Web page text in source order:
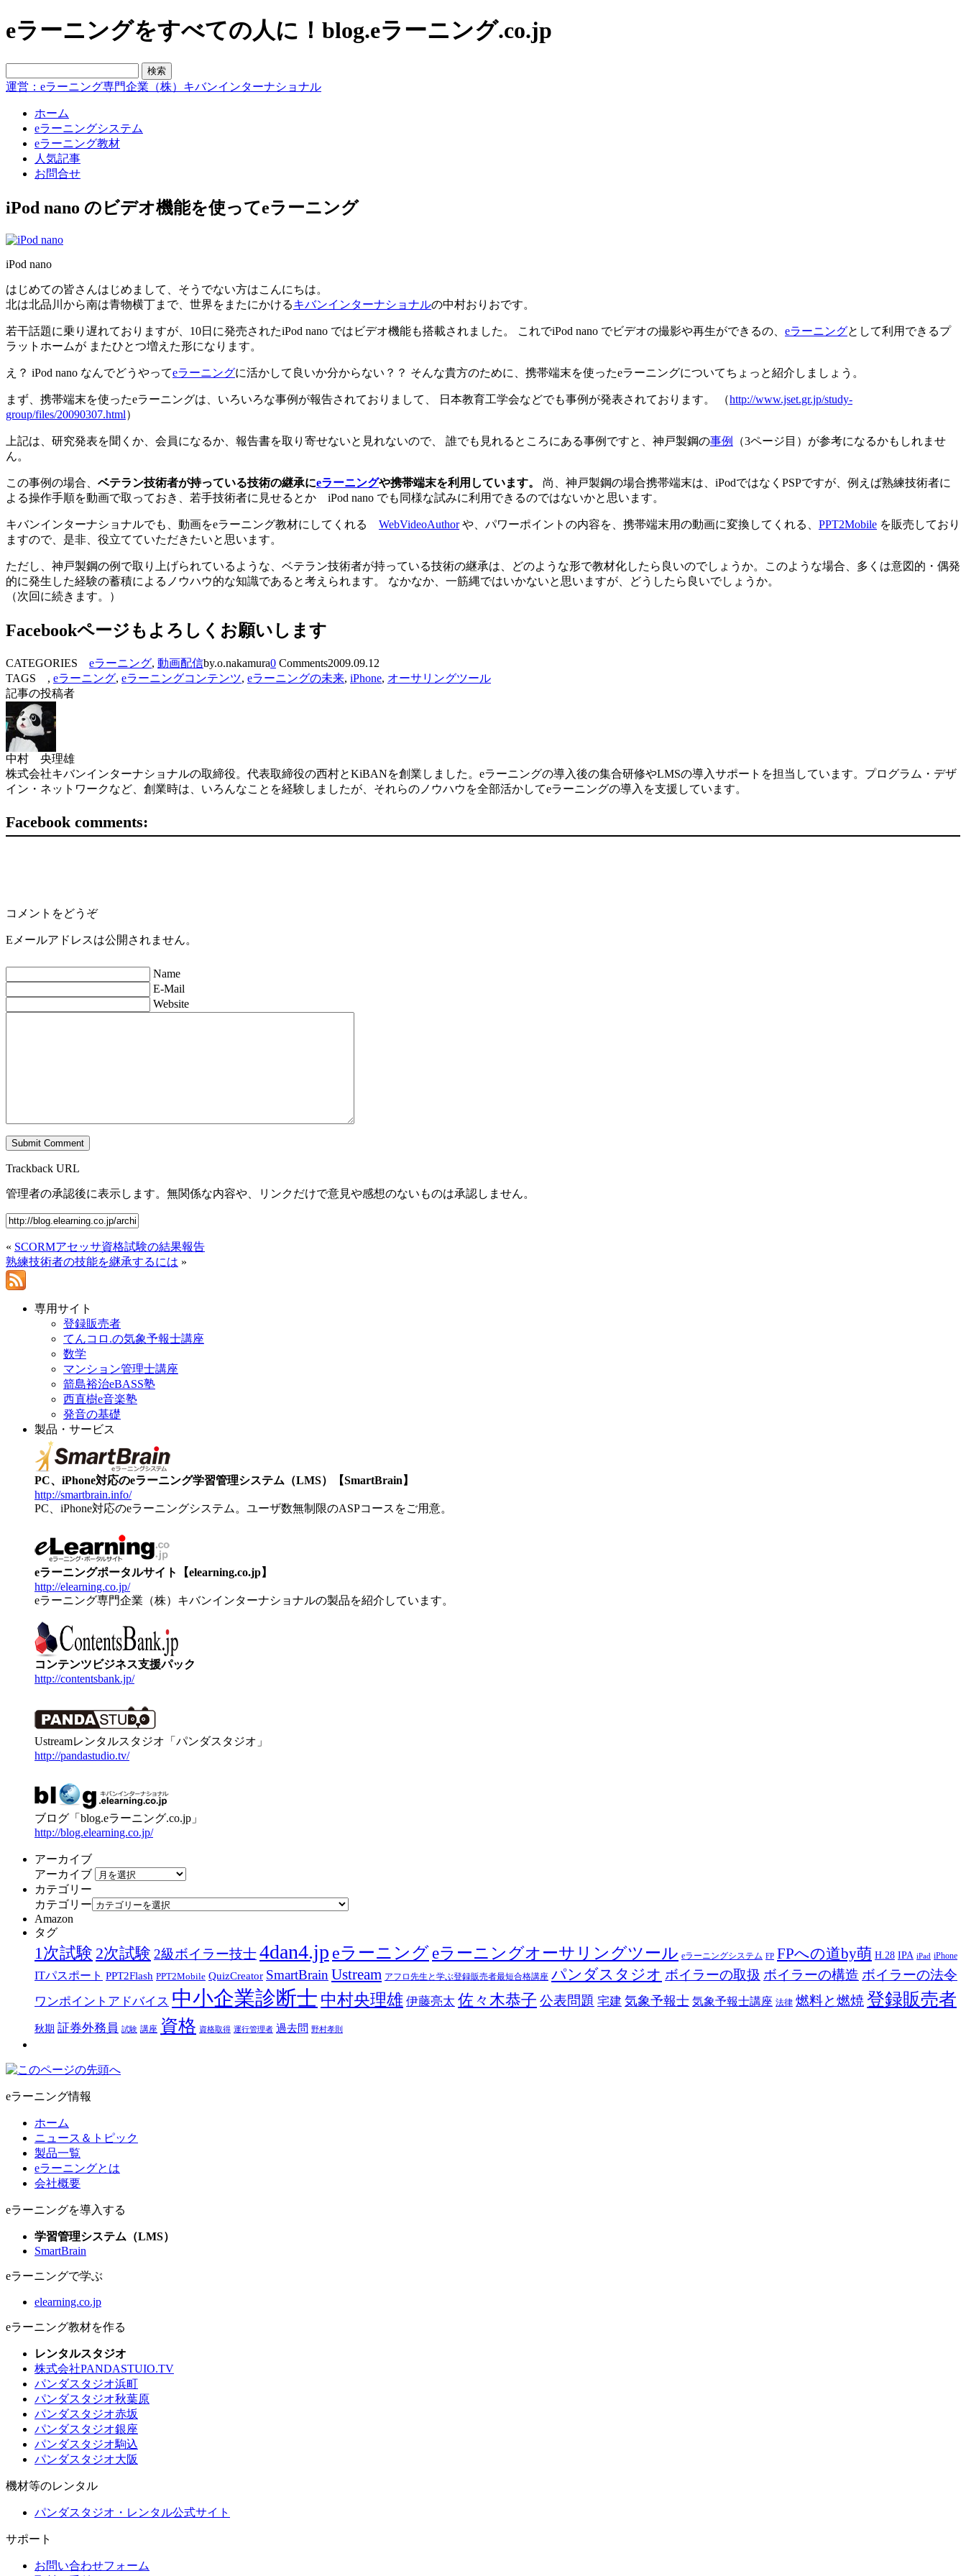
eラーニングをすべての人に！blog.eラーニング.co.jp
運営：eラーニング専門企業（株）キバンインターナショナル
ホーム
eラーニングシステム
eラーニング教材
人気記事
お問合せ
iPod nano のビデオ機能を使ってeラーニング
iPod nano
はじめての皆さんはじめまして、そうでない方はこんにちは。
北は北品川から南は青物横丁まで、世界をまたにかけるキバンインターナショナルの中村おりおです。
若干話題に乗り遅れておりますが、10日に発売されたiPod nano ではビデオ機能も搭載されました。 これでiPod nano でビデオの撮影や再生ができるの、 eラーニングとして利用できるプ
ラットホームが またひとつ増えた形になります。
え？ iPod nano なんでどうやってeラーニングに活かして良いか分からない？？ そんな貴方のために、携帯端末を使ったeラーニングについてちょっと紹介しましょう。
まず、携帯端末を使ったeラーニングは、いろいろな事例が報告されておりまして、 日本教育工学会などでも事例が発表されております。 （http://www.jset.gr.jp/study-
group/files/20090307.html）
上記は、研究発表を聞くか、会員になるか、報告書を取り寄せないと見れないので、 誰でも見れるところにある事例ですと、神戸製鋼の事例
（3ページ目）が参考になるかもしれませ
ん。
この事例の場合、 ベテラン技術者が持っている技術の継承にeラーニングや携帯端末を利用しています。
尚、神戸製鋼の場合携帯端末は、iPodではなくPSPですが、例えば熟練技術者に
よる操作手順を動画で取っておき、若手技術者に見せるとか iPod nano でも同様な試みに利用できるのではないかと思います。
キバンインターナショナルでも、動画をeラーニング教材にしてくれる WebVideoAuthorや、パワーポイントの内容を、携帯端末用の動画に変換してくれる、 PPT2Mobile を販売しており
ますので、是非、役立てていただきたいと思います。
ただし、神戸製鋼の例で取り上げられているような、ベテラン技術者が持っている技術の継承は、どのような形で教材化したら良いのでしょうか。このような場合、多くは意図的・偶発
的に発生した経験の蓄積によるノウハウ的な知識であると考えられます。 なかなか、一筋縄ではいかないと思いますが、どうしたら良いでしょうか。
（次回に続きます。）
Facebookページもよろしくお願いします
CATEGORIES eラーニング, 動画配信by.o.nakamura0 Comments2009.09.12
TAGS , eラーニング, eラーニングコンテンツ, eラーニングの未来, iPhone, オーサリングツール
記事の投稿者
中村 央理雄
株式会社キバンインターナショナルの取締役。代表取締役の西村とKiBANを創業しました。eラーニングの導入後の集合研修やLMSの導入サポートを担当しています。プログラム・デザ
イン・ネットワークなど、創業時は、いろんなことを経験しましたが、それらのノウハウを全部活かしてeラーニングの導入を支援しています。
Facebook comments:
コメントをどうぞ
Eメールアドレスは公開されません。
Name
E-Mail
Website
Trackback URL
管理者の承認後に表示します。無関係な内容や、リンクだけで意見や感想のないものは承認しません。
« SCORMアセッサ資格試験の結果報告
熟練技術者の技能を継承するには »
専用サイト
登録販売者
てんコロ.の気象予報士講座
数学
マンション管理士講座
箭島裕治eBASS塾
西直樹e音楽塾
発音の基礎
製品・サービス
PC、iPhone対応のeラーニング学習管理システム（LMS）【SmartBrain】
http://smartbrain.info/
PC、iPhone対応のeラーニングシステム。ユーザ数無制限のASPコースをご用意。
eラーニングポータルサイト【elearning.co.jp】
http://elearning.co.jp/
eラーニング専門企業（株）キバンインターナショナルの製品を紹介しています。
コンテンツビジネス支援パック
http://contentsbank.jp/
Ustreamレンタルスタジオ「パンダスタジオ」
http://pandastudio.tv/
ブログ「blog.eラーニング.co.jp」
http://blog.elearning.co.jp/
アーカイブ
アーカイブ
カテゴリー
カテゴリー
Amazon
タグ
1次試験 2次試験 2級ボイラー技士4dan4.jp eラーニング eラーニングオーサリングツール eラーニングシステム FP FPへの道by萌 H.28 IPA iPad iPhone
ITパスポート PPT2Flash PPT2Mobile QuizCreator SmartBrain Ustream アフロ先生と学ぶ登録販売者最短合格講座 パンダスタジオ ボイラーの取扱 ボイラーの構造 ボイラーの法令
ワンポイントアドバイス 中小企業診断士 中村央理雄 伊藤亮太 佐々木恭子 公表問題 宅建 気象予報士 気象予報士講座 法律 燃料と燃焼 登録販売者
秋期 証券外務員 試験 講座 資格 資格取得 運行管理者 過去問 野村孝則
eラーニング情報
ホーム
ニュース＆トピック
製品一覧
eラーニングとは
会社概要
eラーニングを導入する
学習管理システム（LMS）
SmartBrain
eラーニングで学ぶ
elearning.co.jp
eラーニング教材を作る
レンタルスタジオ
株式会社PANDASTUIO.TV
パンダスタジオ浜町
パンダスタジオ秋葉原
パンダスタジオ赤坂
パンダスタジオ銀座
パンダスタジオ駒込
パンダスタジオ大阪
機材等のレンタル
パンダスタジオ・レンタル公式サイト
サポート
お問い合わせフォーム